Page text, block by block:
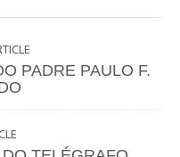
PADRE PAULO F.